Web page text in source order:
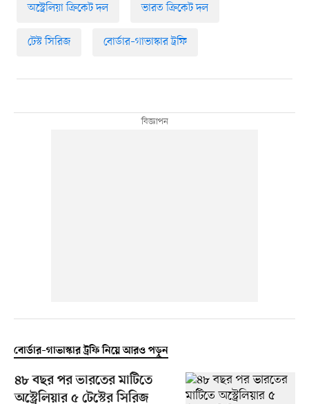
অস্ট্রেলিয়া ক্রিকেট দল ভারত ক্রিকেট দল
টেস্ট সিরিজ বোর্ডার–গাভাস্কার ট্রফি
বোর্ডার–গাভাস্কার ট্রফি নিয়ে আরও পড়ুন
৪৮ বছর পর ভারতের মাটিতে
অস্ট্রেলিয়ার ৫ টেস্টের সিরিজ